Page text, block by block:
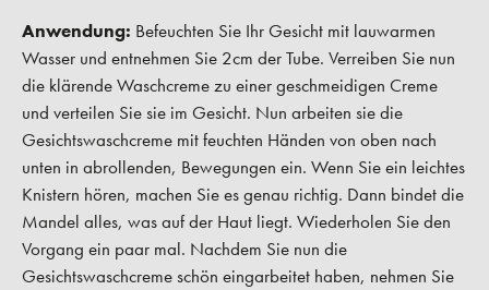
Anwendung: Befeuchten Sie Ihr Gesicht mit lauwarmen
Wasser und entnehmen Sie 2cm der Tube. Verreiben Sie nun
die klärende Waschcreme zu einer geschmeidigen Creme
und verteilen Sie sie im Gesicht. Nun arbeiten sie die
Gesichtswaschcreme mit feuchten Händen von oben nach
unten in abrollenden, Bewegungen ein. Wenn Sie ein leichtes
Knistern hören, machen Sie es genau richtig. Dann bindet die
Mandel alles, was auf der Haut liegt. Wiederholen Sie den
Vorgang ein paar mal. Nachdem Sie nun die
Gesichtswaschcreme schön eingarbeitet haben, nehmen Sie